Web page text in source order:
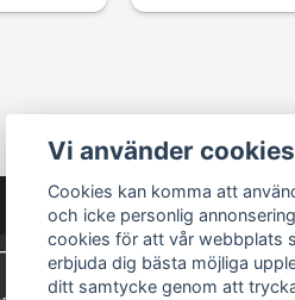
Vi använder cookies
Cookies kan komma att
och icke personlig
cookies för att vår webbplats
erbjuda dig bästa möjliga
ditt samtycke genom att